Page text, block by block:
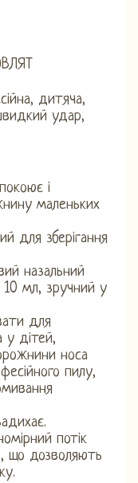
дитяча,
удар,
і
маленьких
для зберігання
назальний
10 мл, зручний у
для
у дітей,
носа
пилу,
потік
що дозволяють